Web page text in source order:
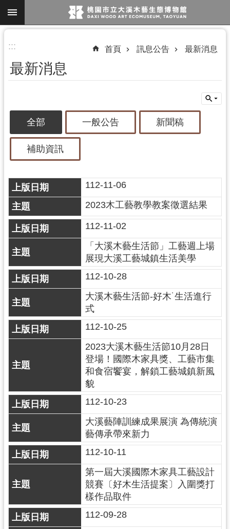
跳到主要內容區塊
搜
尋
參
資
展
覽
便
民
服
活
動
研
究
習
認
木
博
訊
息
公
告
志
::: 首頁 訊息公告 最新消息
最新消息
全部 一般公告 新聞稿
補助資訊
112-11-06
2023木工藝教學教案徵選結果
112-11-02
「大溪木藝生活節」工藝週上場
展現大溪工藝城鎮生活美學
112-10-28
大溪木藝生活節-好木˙生活進行
式
112-10-25
2023大溪木藝生活節10月28日
登場！國際木家具獎、工藝市集
和食宿饗宴，解鎖工藝城鎮新風
貌
112-10-23
大溪藝陣訓練成果展演 為傳統演
藝傳承帶來新力
112-10-11
第一屆大溪國際木家具工藝設計
競賽〔好木生活提案〕入圍獎打
樣作品取件
112-09-28